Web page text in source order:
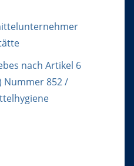
nach Artikel 6
Nummer 852 /